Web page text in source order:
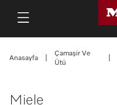
Anasayfa
Çamaşir Ve
Ütü
Miele